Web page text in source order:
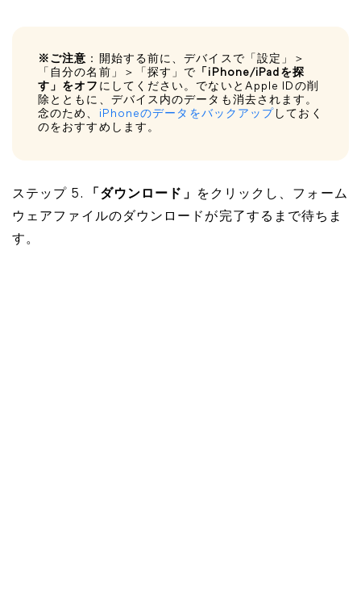
※ご注意 ：開始する前に、デバイスで「設定」＞
「自分の名前」＞「探す」で 「iPhone/iPadを探
す」をオフ にしてください。でないとApple IDの削
除とともに、デバイス内のデータも消去されます。
念のため、 iPhoneのデータをバックアップ しておく
のをおすすめします。
ステップ 5. 「ダウンロード」
をクリックし、フォーム
ウェアファイルのダウンロードが完了するまで待ちま
す。